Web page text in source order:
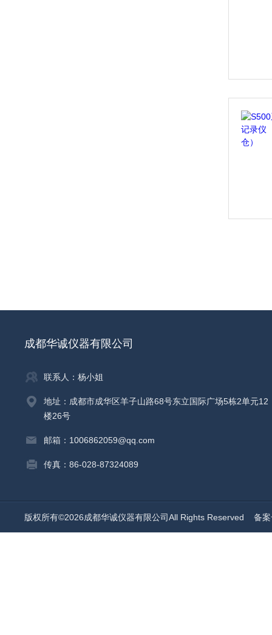
成都华诚仪器有限公司
联系人：杨小姐
地址：成都市成华区羊子山路68号东立国际广场5栋2单元12
楼26号
邮箱：1006862059@qq.com
传真：86-028-87324089
版权所有©2026成都华诚仪器有限公司All Rights Reserved 备